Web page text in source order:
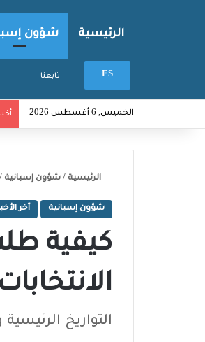
الرئيسية شؤون
ES تابعنا
الخميس, 6 أغسطس 2026
الرئيسية / شؤون إسبانية /
شؤون إسبانية آخر
كيفية
التواريخ